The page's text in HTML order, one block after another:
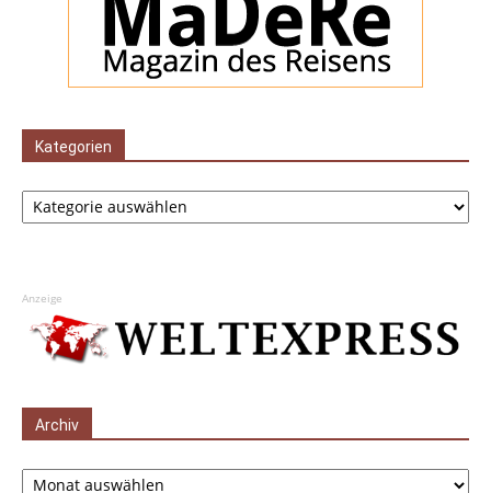
Kategorien
Kategorien
Anzeige
Archiv
Archiv